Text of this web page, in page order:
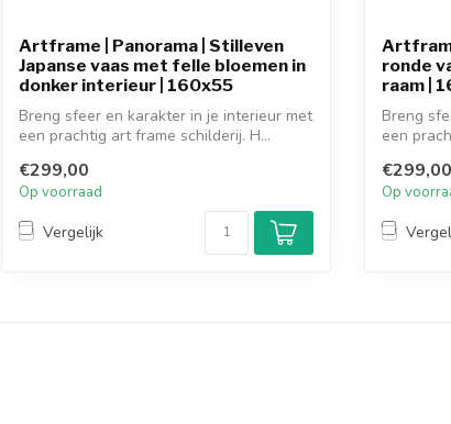
Artframe | Panorama | Stilleven
Japanse vaas met felle bloemen in
donker interieur | 160x55
Breng sfeer en karakter in je interieur met
een prachtig art frame schilderij. H...
€299,00
Op voorraad
Vergelijk
ronde
raam |
Breng
een
€299,00
Op